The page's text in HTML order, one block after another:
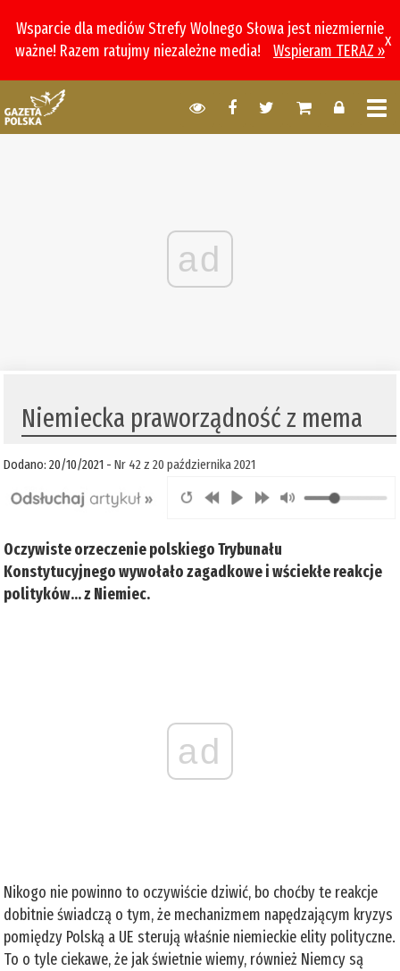
Wsparcie dla mediów Strefy Wolnego Słowa jest niezmiernie
ważne! Razem ratujmy niezależne media!
Wspieram TERAZ »
x
ad
Niemiecka praworządność z mema
Dodano: 20/10/2021 -Nr 42 z 20 października 2021
Oczywiste orzeczenie polskiego Trybunału
Konstytucyjnego wywołało zagadkowe i wściekłe reakcje
polityków… z Niemiec.
ad
Nikogo nie powinno to oczywiście dziwić, bo choćby te reakcje
dobitnie świadczą o tym, że mechanizmem napędzającym kryzys
pomiędzy Polską a UE sterują właśnie niemieckie elity polityczne.
To o tyle ciekawe, że jak świetnie wiemy, również Niemcy są